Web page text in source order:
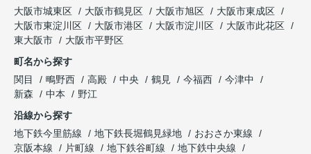
大阪市城東区
大阪市鶴見区 大阪市旭区
大阪市東成区
大阪市東淀川区
大阪市港区 大阪市淀川区
大阪市此花区
東大阪市
大阪市平野区
町名から探す
関目
鴫野西 高殿 中央 鶴見 今福西
今津中
新森
中本
野江
沿線から探す
地下鉄今里筋線
地下鉄長堀鶴見緑地
おおさか東線
京阪本線
片町線 地下鉄谷町線
地下鉄中央線